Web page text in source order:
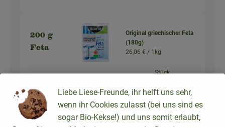
200 g
Feta
Auswahl ändern
Original griechischer Feta
(180g)
26,06 € / 1kg
Stück
Artikelanzahl
Gesamtpreis: 9,38 €
Liebe Liese-Freunde, ihr helft uns sehr,
wenn ihr Cookies zulasst (bei uns sind es
sogar Bio-Kekse!) und uns somit erlaubt,